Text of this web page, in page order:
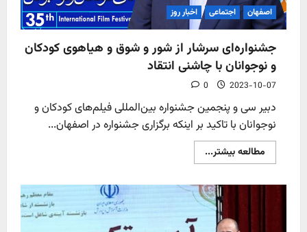
اصفهان اجتماعی اخبار روز
جشنواره‌ای سرشار از شور و شوق و هیاهوی کودکان
و نوجوانان با چاشنی انتقاد
2023-10-07
0
دبیر سی و پنجمین جشنواره بین‌المللی فیلم‌های کودکان و
نوجوانان با تاکید بر اینکه برگزاری جشنواره در اصفهان...
مطالعه بیشتر...
more
سرشار
از
شور
شوق